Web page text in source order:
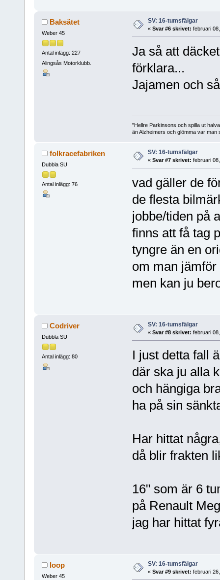
Baksätet
Weber 45
Antal inlägg: 227
Alingsås Motorklubb.
SV: 16-tumsfälgar
« Svar #6 skrivet: februari
Ja så att
förklara...
Jajamen och
"Hellre Parkinsons och spilla ut
än Alzheimers och glömma var man
folkracefabriken
Dubbla SU
Antal inlägg: 76
SV: 16-tumsfälgar
« Svar #7 skrivet: februari
vad gäller de
de flesta
jobbe/tiden på
finns att få tag
tyngre än en
om man
men kan ju
Codriver
Dubbla SU
Antal inlägg: 80
SV: 16-tumsfälgar
« Svar #8 skrivet: februari
I just detta fall
där ska ju alla
och hängiga
ha på sin
Har hittat
då blir frakten
16" som är 6
på Renault
jag har hittat
loop
Weber 45
SV: 16-tumsfälgar
« Svar #9 skrivet: februari